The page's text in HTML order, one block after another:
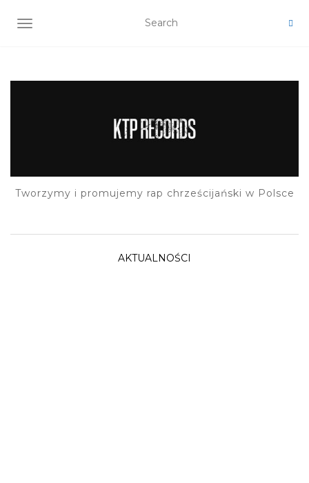
TOGGLE NAVIGATION
Tworzymy i promujemy rap chrześcijański w Polsce
AKTUALNOŚCI